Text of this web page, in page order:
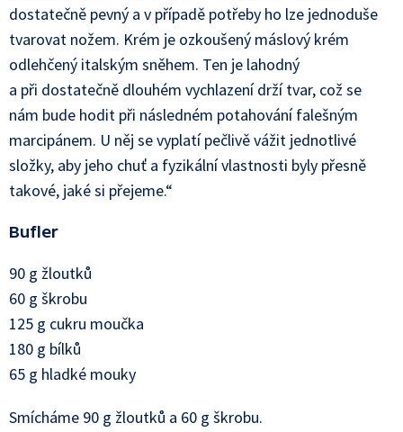
dostatečně pevný a v případě potřeby ho lze jednoduše
tvarovat nožem. Krém je ozkoušený máslový krém
odlehčený italským sněhem. Ten je lahodný
a při dostatečně dlouhém vychlazení drží tvar, což se
nám bude hodit při následném potahování falešným
marcipánem. U něj se vyplatí pečlivě vážit jednotlivé
složky, aby jeho chuť a fyzikální vlastnosti byly přesně
takové, jaké si přejeme.“
Bufler
90 g žloutků
60 g škrobu
125 g cukru moučka
180 g bílků
65 g hladké mouky
Smícháme 90 g žloutků a 60 g škrobu.